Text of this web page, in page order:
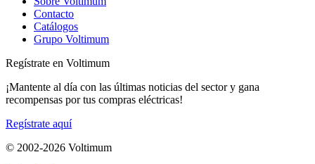
Contacto
Catálogos
Grupo Voltimum
Regístrate en Voltimum
¡Mantente al día con las últimas noticias del sector y gana
recompensas por tus compras eléctricas!
Regístrate aquí
© 2002-2026 Voltimum